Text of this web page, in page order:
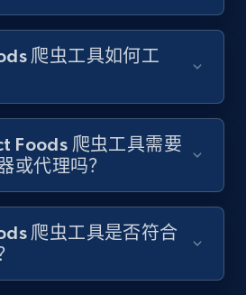
posts - Search new
keyword
Youtuber md5, Video url,
Views, and more.
注册使用
- Discover videos by
Youtuber md5, Video url,
爬虫工具如何工
Foods 爬虫工具需要
或代理吗？
爬虫工具是否符合